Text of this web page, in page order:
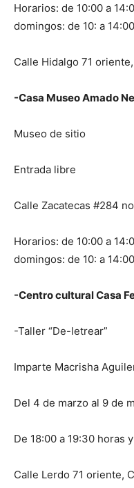
Horarios: de 10:00 a
domingos: de 10: a
Calle Hidalgo 71
-Casa Museo Amado
Museo de sitio
Entrada libre
Calle Zacatecas #284
Horarios: de 10:00 a
domingos: de 10: a
-Centro cultural Casa
-Taller “De-letrear”
Imparte Macrisha
Del 4 de marzo al 9 de
De 18:00 a 19:30 horas
Calle Lerdo 71 oriente,